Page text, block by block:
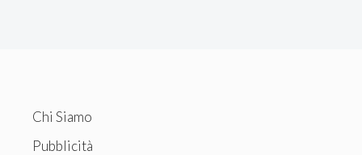
Chi Siamo
Pubblicità